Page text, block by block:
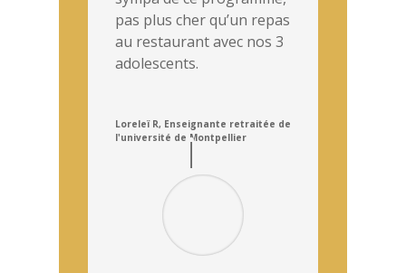
pas plus cher qu’un repas
au restaurant avec nos 3
adolescents.
Loreleï R, Enseignante retraitée de
l'université de Montpellier